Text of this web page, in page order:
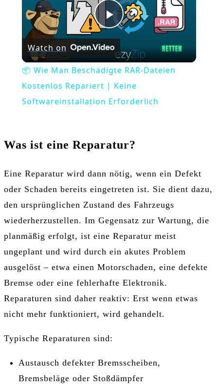
Play
Video
Watch on
📦 Wie Man Beschädigte RAR-Dateien
Kostenlos Repariert | Keine
Softwareinstallation Erforderlich
Was ist eine Reparatur?
Eine Reparatur wird dann nötig, wenn ein Defekt
oder Schaden bereits eingetreten ist. Sie dient dazu,
den ursprünglichen Zustand des Fahrzeugs
wiederherzustellen. Im Gegensatz zur Wartung, die
planmäßig erfolgt, ist eine Reparatur meist
ungeplant und wird durch ein akutes Problem
ausgelöst – etwa einen Motorschaden, eine defekte
Bremse oder eine fehlerhafte Elektronik.
Reparaturen sind daher reaktiv: Erst wenn etwas
nicht mehr funktioniert, wird gehandelt.
Typische Reparaturen sind:
Austausch defekter Bremsscheiben,
Bremsbeläge oder Stoßdämpfer